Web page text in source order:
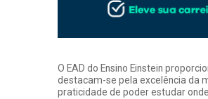
O EAD do Ensino Einstein
destacam-se pela excelência da
praticidade de poder estudar